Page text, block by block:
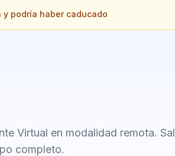
y podría haber caducado
Virtual en modalidad remota.
completo.